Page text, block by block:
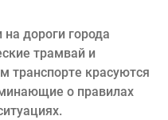
на дороги города
трамвай и
транспорте красуются
о правилах